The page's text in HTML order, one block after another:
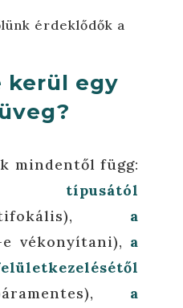
érdeklődők a
kerül egy
mindentől függ:
a
vékonyítani), a
a